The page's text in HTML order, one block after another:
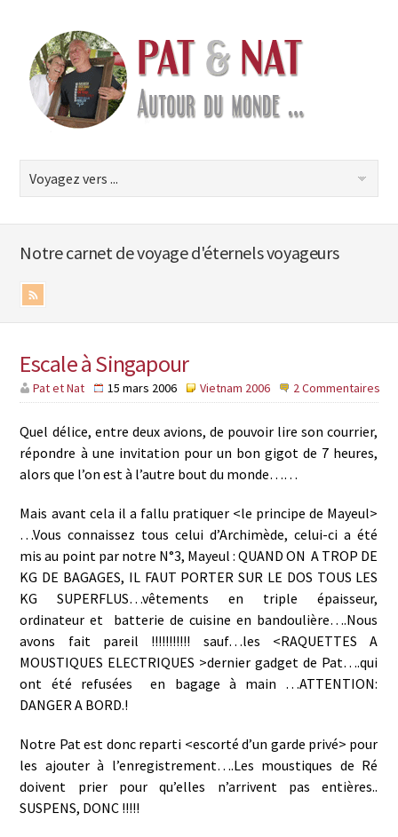
Notre carnet de voyage d'éternels voyageurs
Escale à Singapour
Pat et Nat 15 mars 2006 Vietnam 2006 2 Commentaires
Quel délice, entre deux avions, de pouvoir lire son courrier,
répondre à une invitation pour un bon gigot de 7 heures,
alors que l’on est à l’autre bout du monde……
Mais avant cela il a fallu pratiquer <le principe de Mayeul>
…Vous connaissez tous celui d’Archimède, celui-ci a été
mis au point par notre N°3, Mayeul : QUAND ON A TROP DE
KG DE BAGAGES, IL FAUT PORTER SUR LE DOS TOUS LES
KG SUPERFLUS…vêtements en triple épaisseur,
ordinateur et batterie de cuisine en bandoulière….Nous
avons fait pareil !!!!!!!!!!! sauf…les <RAQUETTES A
MOUSTIQUES ELECTRIQUES >dernier gadget de Pat….qui
ont été refusées en bagage à main …ATTENTION:
DANGER A BORD.!
Notre Pat est donc reparti <escorté d’un garde privé> pour
les ajouter à l’enregistrement….Les moustiques de Ré
doivent prier pour qu’elles n’arrivent pas entières..
SUSPENS, DONC !!!!!